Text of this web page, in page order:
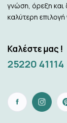
γνώση, όρεξη και
καλύτερη επιλογή
Καλέστε μας !
25220 41114